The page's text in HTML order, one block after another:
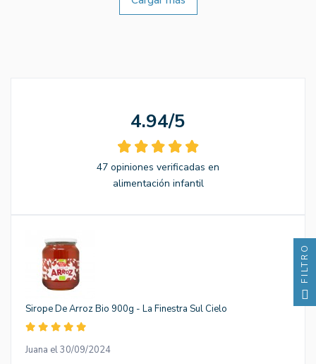
4.94/5
47 opiniones verificadas en
alimentación infantil
Sirope De Arroz Bio 900g - La Finestra Sul Cielo
Juana el 30/09/2024
FILTRO